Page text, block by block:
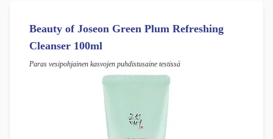
Beauty of Joseon Green Plum Refreshing
Cleanser 100ml
Paras vesipohjainen kasvojen puhdistusaine testissä